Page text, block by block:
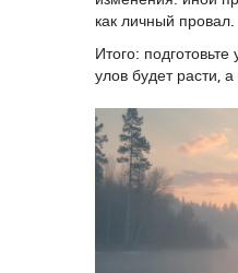
как личный провал.
Итого:
улов будет расти,